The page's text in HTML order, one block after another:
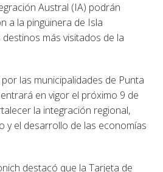
Austral (IA) podrán
a la pingüinera de Isla
más visitados de la
las municipalidades de Punta
en vigor el próximo 9 de
la integración regional,
y el desarrollo de las economías
destacó que la Tarjeta de